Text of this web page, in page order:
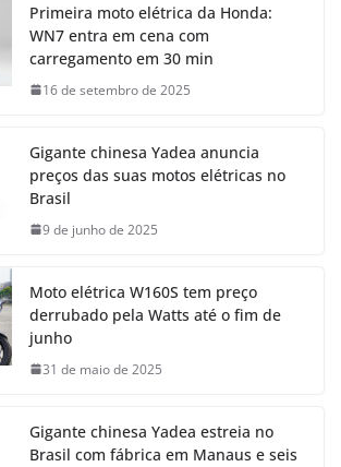
Primeira moto elétrica da Honda:
WN7 entra em cena com
carregamento em 30 min
16 de setembro de 2025
Gigante chinesa Yadea anuncia
preços das suas motos elétricas no
Brasil
9 de junho de 2025
Moto elétrica W160S tem preço
derrubado pela Watts até o fim de
junho
31 de maio de 2025
Gigante chinesa Yadea estreia no
Brasil com fábrica em Manaus e seis